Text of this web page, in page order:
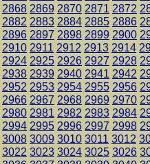
2868 2869 2870 2871 2872
2882 2883 2884 2885 2886
2896 2897 2898 2899 2900
2910 2911 2912 2913 2914
2924 2925 2926 2927 2928
2938 2939 2940 2941 2942
2952 2953 2954 2955 2956
2966 2967 2968 2969 2970
2980 2981 2982 2983 2984
2994 2995 2996 2997 2998
3008 3009 3010 3011 3012
3022 3023 3024 3025 3026